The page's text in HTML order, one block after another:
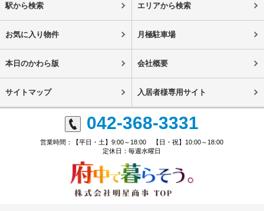
駅から検索 エリアから検索
お気に入り物件 月極駐車場
本日のかわら版 会社概要
サイトマップ 入居者様専用サイト
042-368-3331
営業時間：【平日・土】9:00～18:00 【日・祝】10:00～18:00
定休日：毎週水曜日